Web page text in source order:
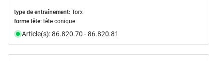
type de entraînement: Torx
forme tête: tête conique
Article(s): 86.820.70 - 86.820.81